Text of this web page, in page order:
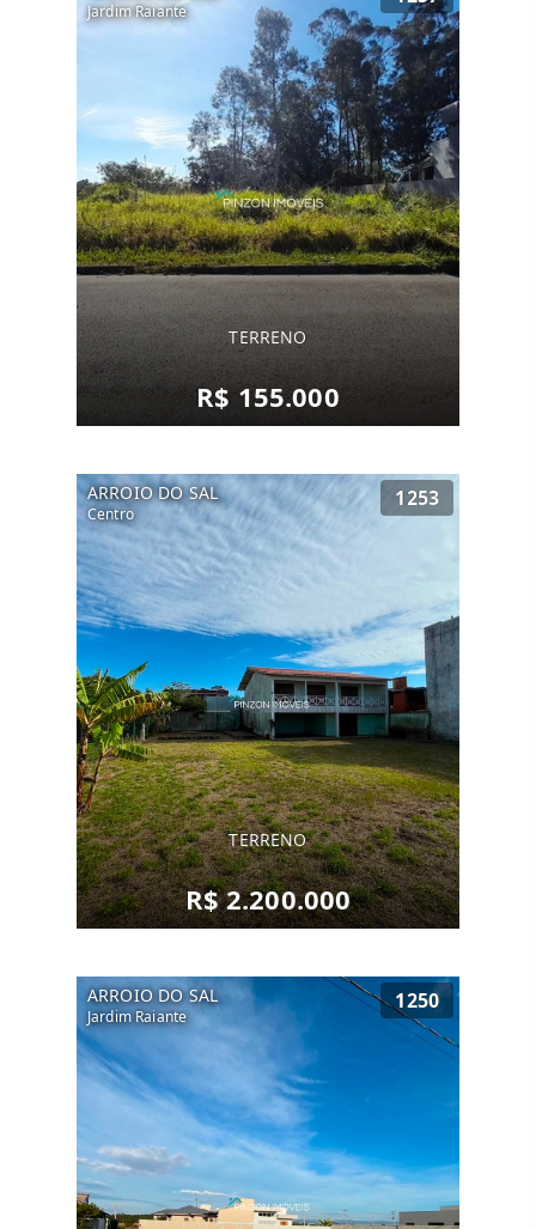
Jardim Raiante
TERRENO
R$ 155.000
ARROIO DO SAL
Centro
1253
TERRENO
R$ 2.200.000
ARROIO DO SAL
Jardim Raiante
1250